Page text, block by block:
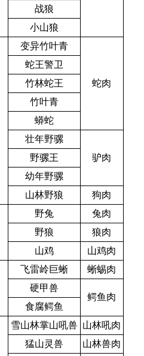
战狼
小山狼
变异竹叶青
蛇肉
蛇王警卫
竹林蛇王
竹叶青
蟒蛇
壮年野骡
驴肉
野骡王
幼年野骡
山林野狼
狗肉
野兔
兔肉
野狼
狼肉
山鸡
山鸡肉
飞雷岭巨蜥
蜥蜴肉
硬甲兽
鳄鱼肉
食腐鳄鱼
雪山林掌山吼兽 山林吼肉
猛山灵兽
山林兽肉